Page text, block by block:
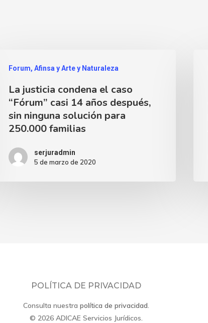
Forum, Afinsa y Arte y Naturaleza
La justicia condena el caso
“Fórum” casi 14 años después,
sin ninguna solución para
250.000 familias
serjuradmin
5 de marzo de 2020
POLÍTICA DE PRIVACIDAD
Consulta nuestra política de privacidad.
© 2026 ADICAE Servicios Jurídicos.